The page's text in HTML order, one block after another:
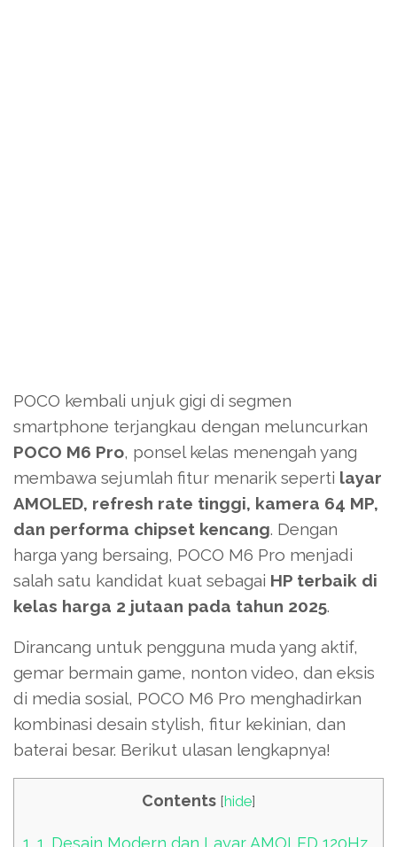
POCO kembali unjuk gigi di segmen
smartphone terjangkau dengan meluncurkan
POCO M6 Pro, ponsel kelas menengah yang
membawa sejumlah fitur menarik seperti layar
AMOLED, refresh rate tinggi, kamera 64 MP,
dan performa chipset kencang. Dengan
harga yang bersaing, POCO M6 Pro menjadi
salah satu kandidat kuat sebagai HP terbaik di
kelas harga 2 jutaan pada tahun 2025.
Dirancang untuk pengguna muda yang aktif,
gemar bermain game, nonton video, dan eksis
di media sosial, POCO M6 Pro menghadirkan
kombinasi desain stylish, fitur kekinian, dan
baterai besar. Berikut ulasan lengkapnya!
Contents [hide]
1. 1. Desain Modern dan Layar AMOLED 120Hz